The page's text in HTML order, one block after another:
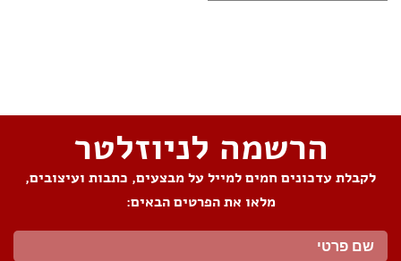
הרשמה לניוזלטר
לקבלת עדכונים חמים למייל על מבצעים, כתבות ועיצובים,
מלאו את הפרטים הבאים: